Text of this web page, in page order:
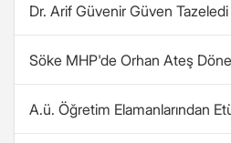
Dr. Arif Güvenir Güven Tazeledi
Söke MHP'de Orhan Ateş
A.ü. Öğretim Elamanlarından